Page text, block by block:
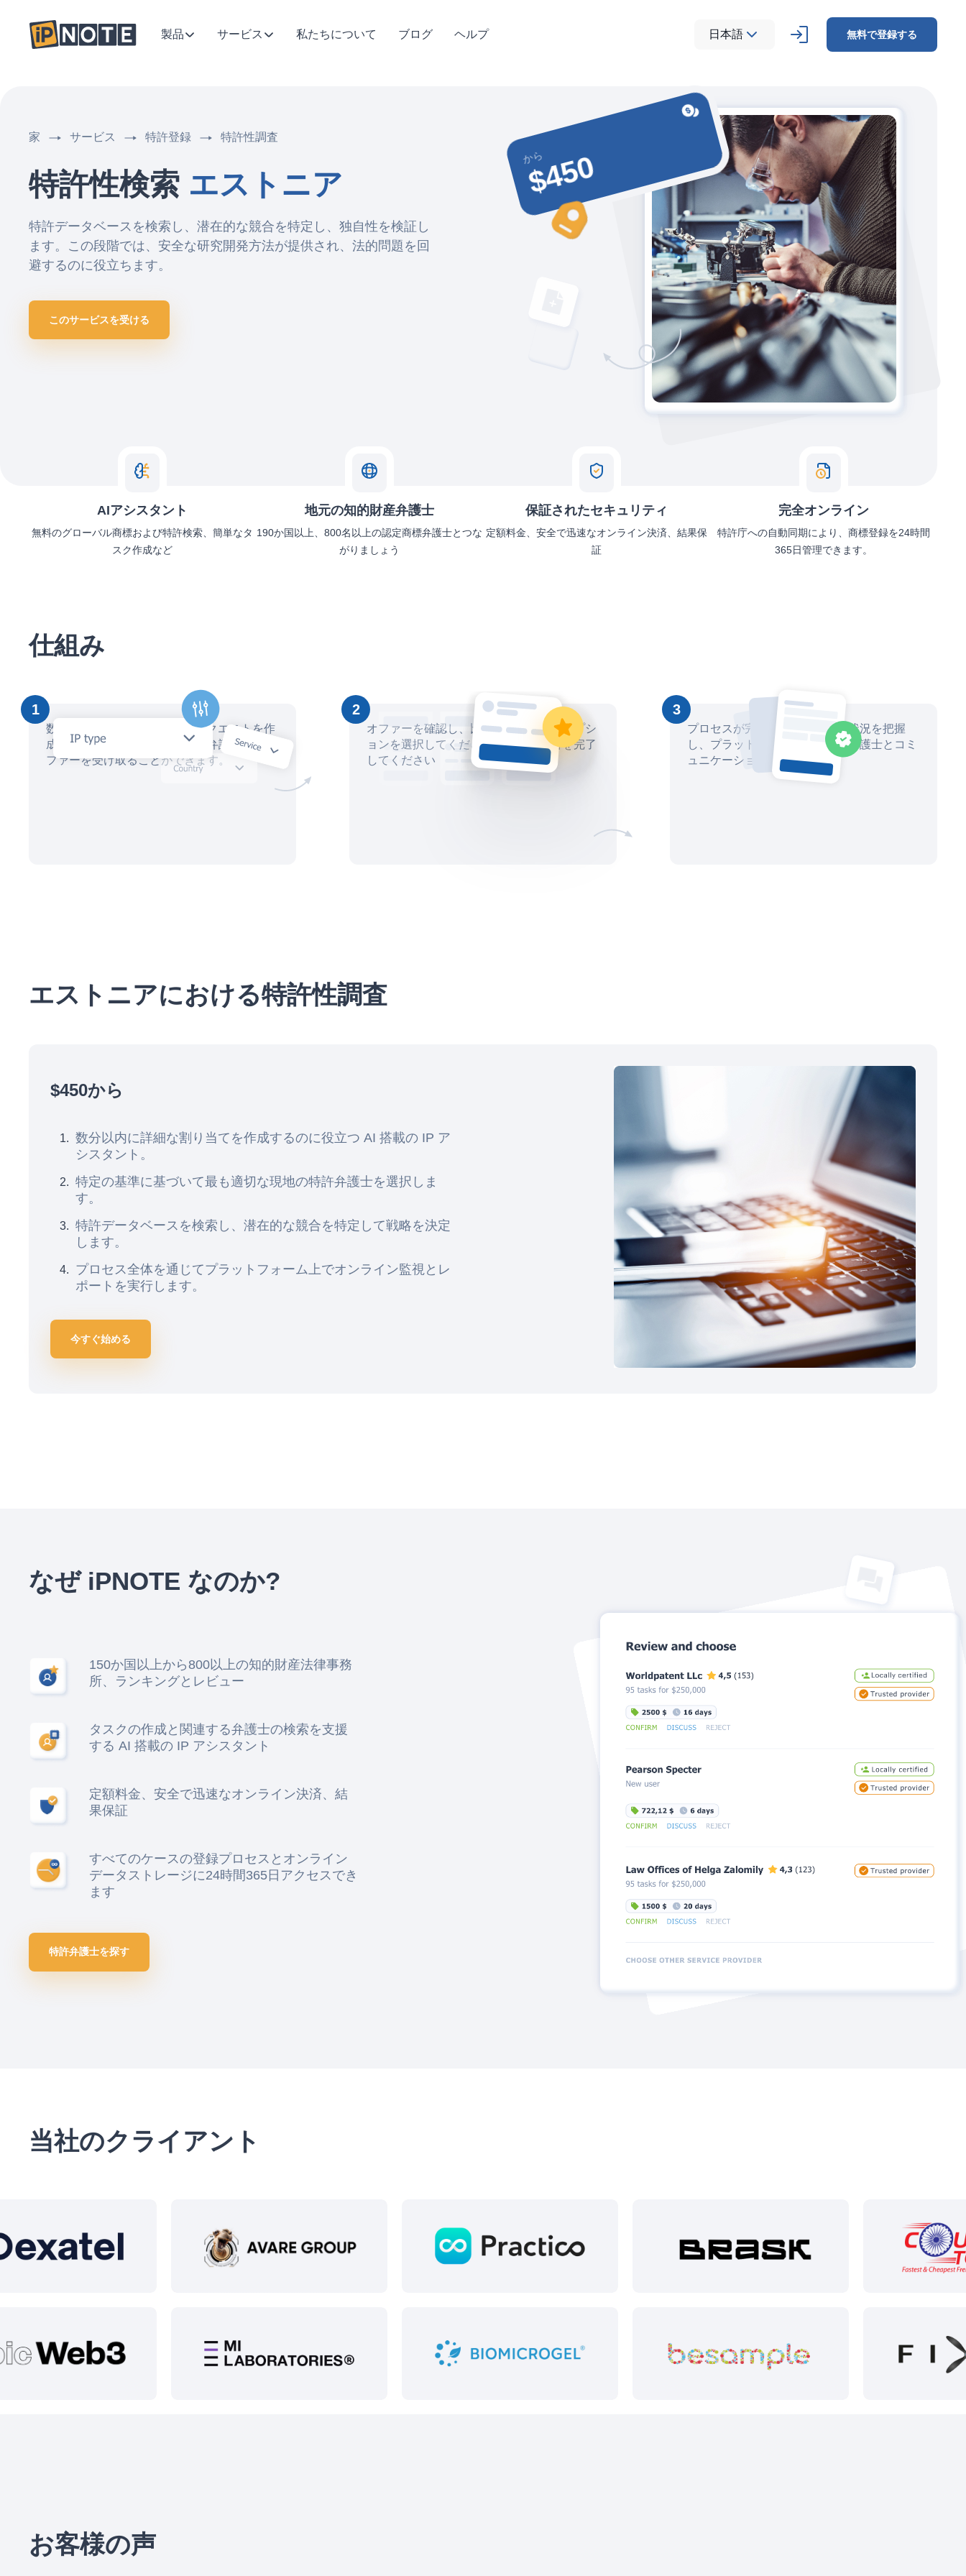
製品 サービス 私たちについて ブログ ヘルプ 日本語 無料で登録する
家 サービス 特許登録 特許性調査
特許性検索 エストニア
特許データベースを検索し、潜在的な競合を特定し、独自性を検証し
ます。この段階では、安全な研究開発方法が提供され、法的問題を回
避するのに役立ちます。
このサービスを受ける
から
$450
AIアシスタント
無料のグローバル商標および特許検索、簡単なタ
スク作成など
地元の知的財産弁護士
190か国以上、800名以上の認定商標弁護士とつな
がりましょう
保証されたセキュリティ
定額料金、安全で迅速なオンライン決済、結果保
証
完全オンライン
特許庁への自動同期により、商標登録を24時間
365日管理できます。
仕組み
1
数分以内にAIアシスタントでリクエストを作
成し、数十人の地元の知的財産弁護士からオ
ファーを受け取ることができます。
2
オファーを確認し、比較して、最適なオプシ
ョンを選択してください。安全に取引を完了
してください
3
プロセスが完了するまで、進捗状況を把握
し、プラットフォームを通じて弁護士とコミ
ュニケーションを取ります。
エストニアにおける特許性調査
$450から
数分以内に詳細な割り当てを作成するのに役立つ AI 搭載の IP ア
シスタント。
特定の基準に基づいて最も適切な現地の特許弁護士を選択しま
す。
特許データベースを検索し、潜在的な競合を特定して戦略を決定
します。
プロセス全体を通じてプラットフォーム上でオンライン監視とレ
ポートを実行します。
今すぐ始める
なぜ iPNOTE なのか?
150か国以上から800以上の知的財産法律事務
所、ランキングとレビュー
タスクの作成と関連する弁護士の検索を支援
する AI 搭載の IP アシスタント
定額料金、安全で迅速なオンライン決済、結
果保証
すべてのケースの登録プロセスとオンライン
データストレージに24時間365日アクセスでき
ます
特許弁護士を探す
当社のクライアント
お客様の声